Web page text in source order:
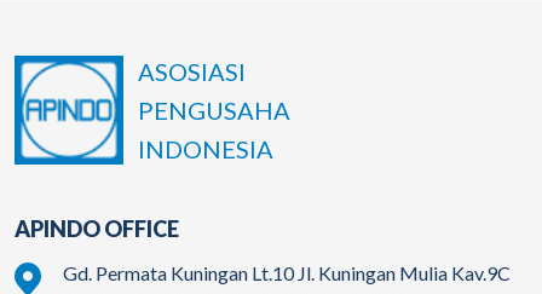
ASOSIASI
PENGUSAHA
INDONESIA
APINDO OFFICE
Gd. Permata Kuningan Lt.10 Jl. Kuningan Mulia Kav.9C